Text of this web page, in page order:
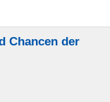
Chancen der